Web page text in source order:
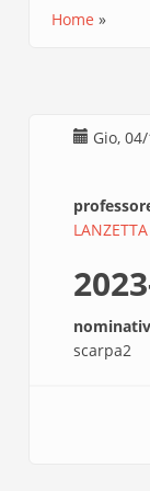
Home
Gio,
scarpa2